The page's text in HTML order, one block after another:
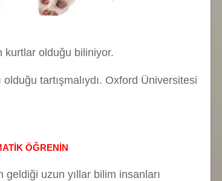
kurtlar olduğu biliniyor.
tartışmalıydı. Oxford Üniversitesi
ÖĞRENİN
uzun yıllar bilim insanları